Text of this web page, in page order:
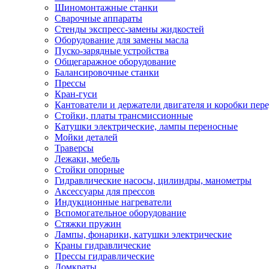
Шиномонтажные станки
Сварочные аппараты
Стенды экспресс-замены жидкостей
Оборудование для замены масла
Пуско-зарядные устройства
Общегаражное оборудование
Балансировочные станки
Прессы
Кран-гуси
Кантователи и держатели двигателя и коробки
Стойки, платы трансмиссионные
Катушки электрические, лампы переносные
Мойки деталей
Траверсы
Лежаки, мебель
Стойки опорные
Гидравлические насосы, цилиндры, манометры
Аксессуары для прессов
Индукционные нагреватели
Вспомогательное оборудование
Стяжки пружин
Лампы, фонарики, катушки электрические
Краны гидравлические
Прессы гидравлические
Домкраты